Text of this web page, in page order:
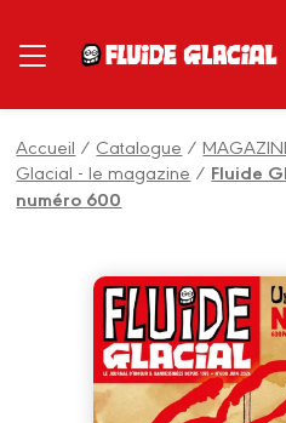
Accueil / Catalogue /
Glacial - le magazine / Fluide
numéro 600